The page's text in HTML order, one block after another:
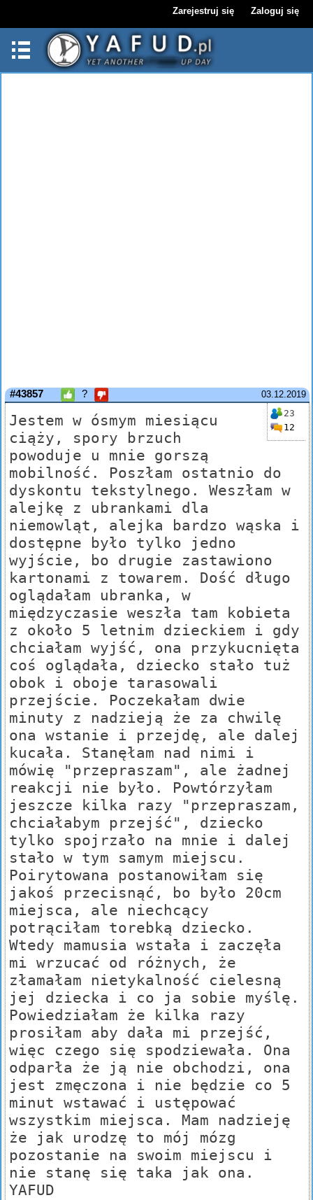
Zarejestruj się Zaloguj się
03.12.2019
#43857 ?
23
12
Jestem w ósmym miesiącu
ciąży, spory brzuch
powoduje u mnie gorszą
mobilność. Poszłam ostatnio do
dyskontu tekstylnego. Weszłam w
alejkę z ubrankami dla
niemowląt, alejka bardzo wąska i
dostępne było tylko jedno
wyjście, bo drugie zastawiono
kartonami z towarem. Dość długo
oglądałam ubranka, w
międzyczasie weszła tam kobieta
z około 5 letnim dzieckiem i gdy
chciałam wyjść, ona przykucnięta
coś oglądała, dziecko stało tuż
obok i oboje tarasowali
przejście. Poczekałam dwie
minuty z nadzieją że za chwilę
ona wstanie i przejdę, ale dalej
kucała. Stanęłam nad nimi i
mówię "przepraszam", ale żadnej
reakcji nie było. Powtórzyłam
jeszcze kilka razy "przepraszam,
chciałabym przejść", dziecko
tylko spojrzało na mnie i dalej
stało w tym samym miejscu.
Poirytowana postanowiłam się
jakoś przecisnąć, bo było 20cm
miejsca, ale niechcący
potrąciłam torebką dziecko.
Wtedy mamusia wstała i zaczęła
mi wrzucać od różnych, że
złamałam nietykalność cielesną
jej dziecka i co ja sobie myślę.
Powiedziałam że kilka razy
prosiłam aby dała mi przejść,
więc czego się spodziewała. Ona
odparła że ją nie obchodzi, ona
jest zmęczona i nie będzie co 5
minut wstawać i ustępować
wszystkim miejsca. Mam nadzieję
że jak urodzę to mój mózg
pozostanie na swoim miejscu i
nie stanę się taka jak ona.
YAFUD